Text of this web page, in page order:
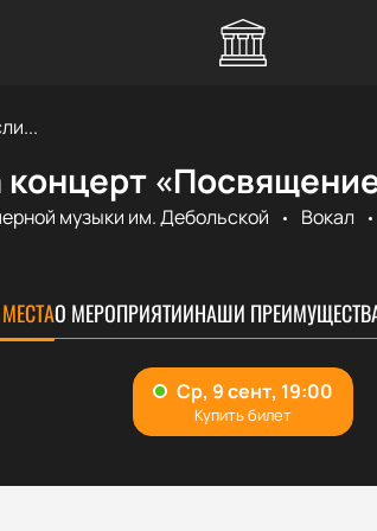
концерт
музыки им. Дебольской Вокал
О МЕРОПРИЯТИИНАШИ